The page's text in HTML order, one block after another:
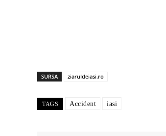
SURSA ziaruldeiasi.ro
TAGS Accident iasi